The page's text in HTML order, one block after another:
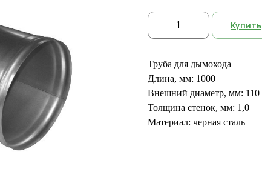
Купить
Труба для дымохода
Длина, мм: 1000
Внешний диаметр, мм: 110
Толщина стенок, мм: 1,0
Материал: черная сталь